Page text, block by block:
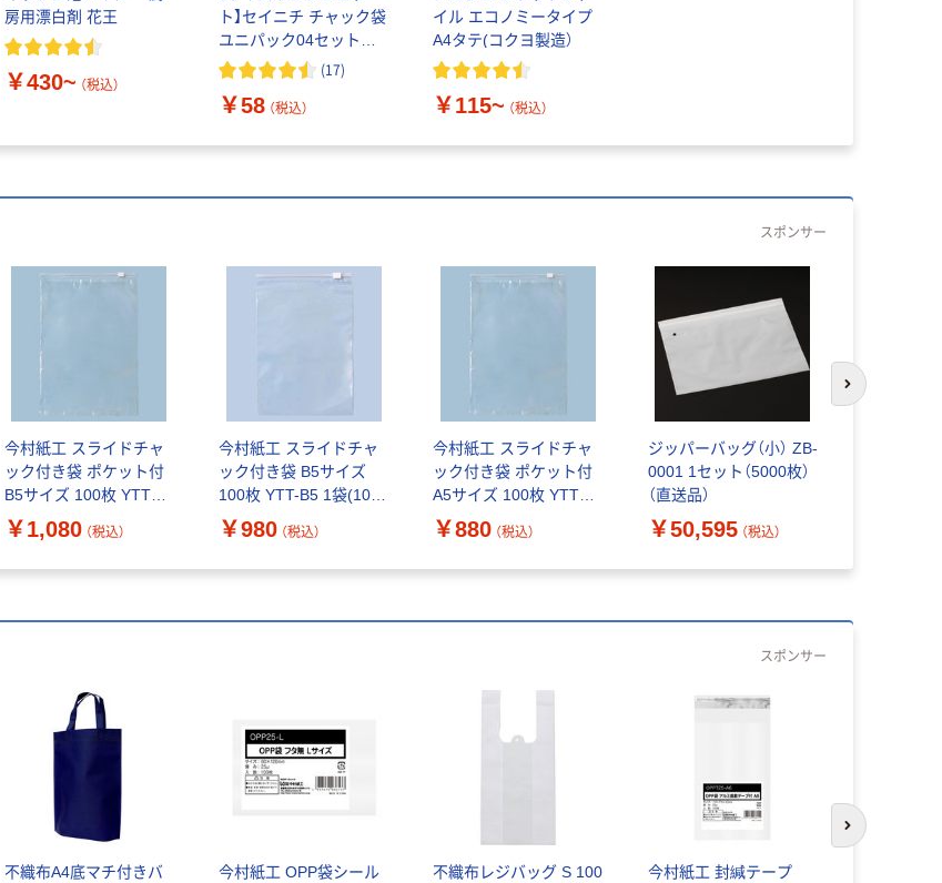
房用漂白剤 花王
￥430~ （税込）
ト】セイニチ チャック袋
ユニパック04セットサ
ンプル 1セット 生産日
(17)
￥58 （税込）
イル エコノミータイプ
A4タテ(コクヨ製造）
￥115~ （税込）
スポンサー
今村紙工 スライドチャ
ック付き袋 ポケット付
B5サイズ 100枚 YTTF-
B5 1袋(100枚入)
￥1,080 （税込）
今村紙工 スライドチャ
ック付き袋 B5サイズ
100枚 YTT-B5 1袋(100
枚入)
￥980 （税込）
今村紙工 スライドチャ
ック付き袋 ポケット付
A5サイズ 100枚 YTTF-
A5 1袋(100枚入)
￥880 （税込）
ジッパーバッグ（小） ZB-
0001 1セット（5000枚）
（直送品）
￥50,595 （税込）
次のスライド
スポンサー
不織布A4底マチ付きバ
今村紙工 OPP袋シール
不織布レジバッグ S 100
今村紙工 封緘テープ
次のスライド